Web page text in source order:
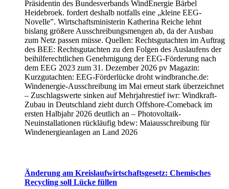
Präsidentin des Bundesverbands WindEnergie Bärbel
Heidebroek. fordert deshalb notfalls eine „kleine EEG-
Novelle”. Wirtschaftsministerin Katherina Reiche lehnt
bislang größere Ausschreibungsmengen ab, da der Ausbau
zum Netz passen müsse. Quellen: Rechtsgutachten im Auftrag
des BEE: Rechtsgutachten zu den Folgen des Auslaufens der
beihilferechtlichen Genehmigung der EEG-Förderung nach
dem EEG 2023 zum 31. Dezember 2026 pv Magazin:
Kurzgutachten: EEG-Förderlücke droht windbranche.de:
Windenergie-Ausschreibung im Mai erneut stark überzeichnet
– Zuschlagswerte sinken auf Mehrjahrestief iwr: Windkraft-
Zubau in Deutschland zieht durch Offshore-Comeback im
ersten Halbjahr 2026 deutlich an – Photovoltaik-
Neuinstallationen rückläufig bdew: Maiausschreibung für
Windenergieanlagen an Land 2026
Änderung am Kreislaufwirtschaftsgesetz: Chemisches
Recycling soll Lücke füllen